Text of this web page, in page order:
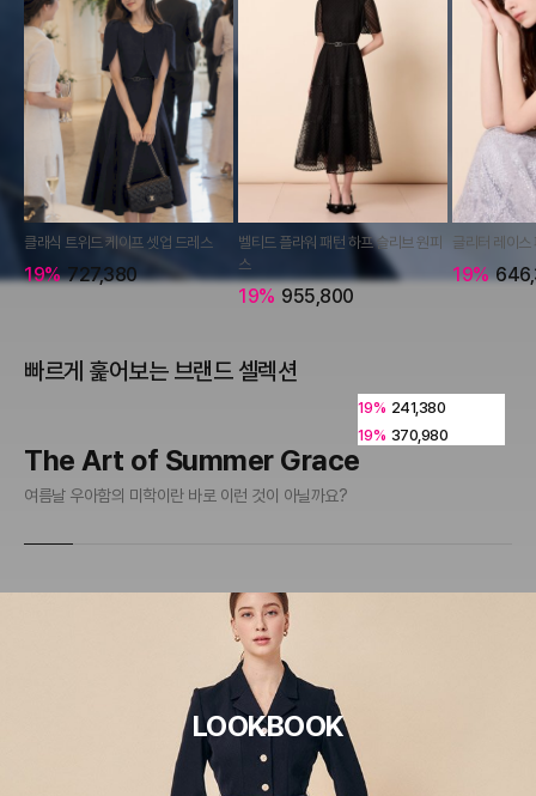
클래식 트위드 케이프 셋업 드레스
19%727,380
벨티드 플라워 패턴 하프 슬리브 원피
스
19% 955,800
글리터 레이스
19%
빠르게 훑어보는 브랜드 셀렉션
The Art of Summer Grace
여름날 우아함의 미학이란 바로 이런 것이 아닐까요?
19% 241,380
19% 370,980
LOOKBOOK